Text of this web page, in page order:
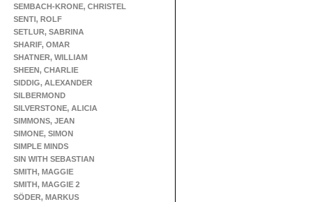
SEMBACH-KRONE, CHRISTEL
SENTI, ROLF
SETLUR, SABRINA
SHARIF, OMAR
SHATNER, WILLIAM
SHEEN, CHARLIE
SIDDIG, ALEXANDER
SILBERMOND
SILVERSTONE, ALICIA
SIMMONS, JEAN
SIMONE, SIMON
SIMPLE MINDS
SIN WITH SEBASTIAN
SMITH, MAGGIE
SMITH, MAGGIE 2
SÖDER, MARKUS